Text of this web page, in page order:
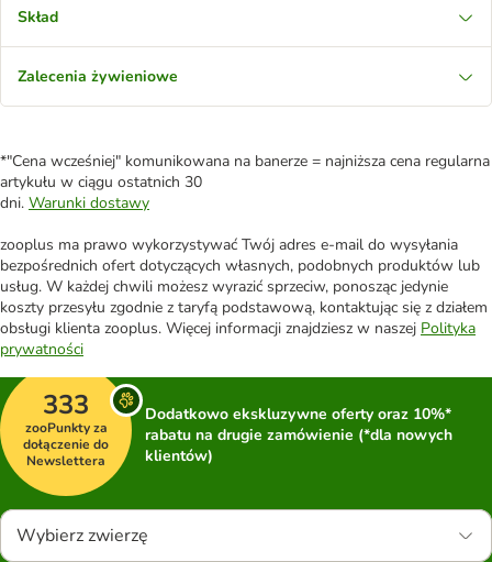
Skład
Zalecenia żywieniowe
*"Cena wcześniej" komunikowana na banerze = najniższa cena regularna
artykułu w ciągu ostatnich 30
dni. Warunki dostawy
zooplus ma prawo wykorzystywać Twój adres e-mail do wysyłania
bezpośrednich ofert dotyczących własnych, podobnych produktów lub
usług. W każdej chwili możesz wyrazić sprzeciw, ponosząc jedynie
koszty przesyłu zgodnie z taryfą podstawową, kontaktując się z działem
obsługi klienta zooplus. Więcej informacji znajdziesz w naszej Polityka
prywatności
333
zooPunkty za
dołączenie do
Newslettera
Dodatkowo ekskluzywne oferty oraz 10%*
rabatu na drugie zamówienie (*dla nowych
klientów)
Wybierz zwierzę